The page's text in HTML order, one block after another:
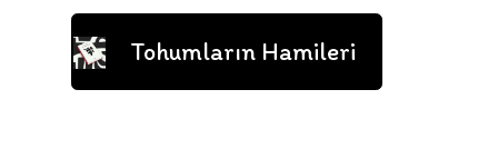
Tohumların Hamileri